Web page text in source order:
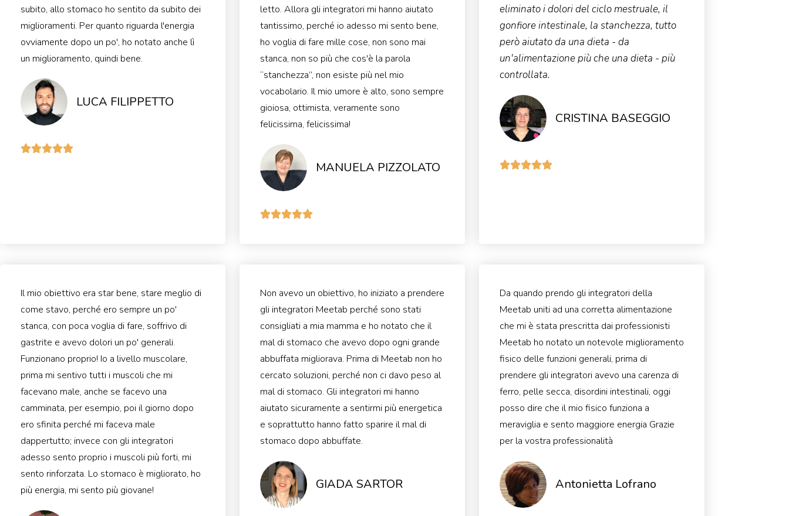
subito, allo stomaco ho sentito da subito dei
miglioramenti. Per quanto riguarda l'energia
ovviamente dopo un po', ho notato anche lì
un miglioramento, quindi bene.
LUCA FILIPPETTO

letto. Allora gli integratori mi hanno aiutato
tantissimo, perché io adesso mi sento bene,
ho voglia di fare mille cose, non sono mai
stanca, non so più che cos'è la parola
“stanchezza”, non esiste più nel mio
vocabolario. Il mio umore è alto, sono sempre
gioiosa, ottimista, veramente sono
felicissima, felicissima!
MANUELA PIZZOLATO

eliminato i dolori del ciclo mestruale, il
gonfiore intestinale, la stanchezza, tutto
però aiutato da una dieta - da
un'alimentazione più che una dieta - più
controllata.
CRISTINA BASEGGIO

Il mio obiettivo era star bene, stare meglio di
come stavo, perché ero sempre un po'
stanca, con poca voglia di fare, soffrivo di
gastrite e avevo dolori un po' generali.
Funzionano proprio! Io a livello muscolare,
prima mi sentivo tutti i muscoli che mi
facevano male, anche se facevo una
camminata, per esempio, poi il giorno dopo
ero sfinita perché mi faceva male
dappertutto; invece con gli integratori
adesso sento proprio i muscoli più forti, mi
sento rinforzata. Lo stomaco è migliorato, ho
più energia, mi sento più giovane!
Non avevo un obiettivo, ho iniziato a prendere
gli integratori Meetab perché sono stati
consigliati a mia mamma e ho notato che il
mal di stomaco che avevo dopo ogni grande
abbuffata migliorava. Prima di Meetab non ho
cercato soluzioni, perché non ci davo peso al
mal di stomaco. Gli integratori mi hanno
aiutato sicuramente a sentirmi più energetica
e soprattutto hanno fatto sparire il mal di
stomaco dopo abbuffate.​
GIADA SARTOR
Da quando prendo gli integratori della
Meetab uniti ad una corretta alimentazione
che mi è stata prescritta dai professionisti
Meetab ho notato un notevole miglioramento
fisico delle funzioni generali, prima di
prendere gli integratori avevo una carenza di
ferro, pelle secca, disordini intestinali, oggi
posso dire che il mio fisico funziona a
meraviglia e sento maggiore energia Grazie
per la vostra professionalità
Antonietta Lofrano